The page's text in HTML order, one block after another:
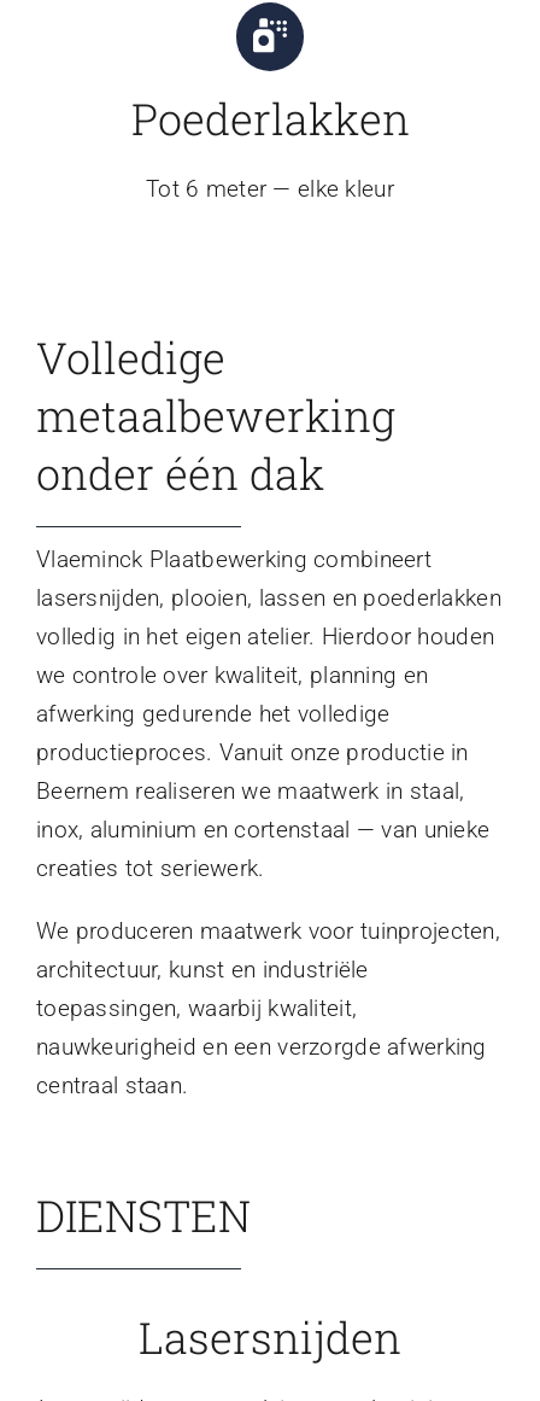
Poederlakken
Tot 6 meter — elke kleur
Volledige
metaalbewerking
onder één dak
Vlaeminck Plaatbewerking combineert
lasersnijden, plooien, lassen en poederlakken
volledig in het eigen atelier. Hierdoor houden
we controle over kwaliteit, planning en
afwerking gedurende het volledige
productieproces. Vanuit onze productie in
Beernem realiseren we maatwerk in staal,
inox, aluminium en cortenstaal — van unieke
creaties tot seriewerk.
We produceren maatwerk voor tuinprojecten,
architectuur, kunst en industriële
toepassingen, waarbij kwaliteit,
nauwkeurigheid en een verzorgde afwerking
centraal staan.
DIENSTEN
Lasersnijden